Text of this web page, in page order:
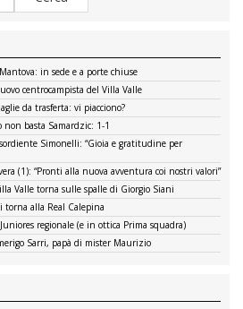
in sede e a porte chiuse
centrocampista del Villa Valle
da trasferta: vi piacciono?
basta Samardzic: 1-1
Simonelli: “Gioia e gratitudine per
(1): “Pronti alla nuova avventura coi nostri valori”
Valle torna sulle spalle di Giorgio Siani
torna alla Real Calepina
regionale (e in ottica Prima squadra)
Sarri, papà di mister Maurizio